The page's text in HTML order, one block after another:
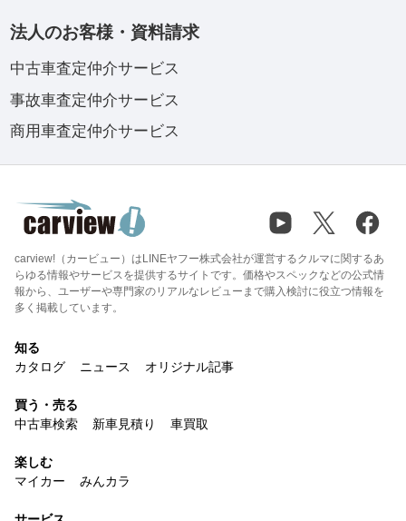
法人のお客様・資料請求
中古車査定仲介サービス
事故車査定仲介サービス
商用車査定仲介サービス
carview!（カービュー）はLINEヤフー株式会社が運営するクルマに関するあ
らゆる情報やサービスを提供するサイトです。価格やスペックなどの公式情
報から、ユーザーや専門家のリアルなレビューまで購入検討に役立つ情報を
多く掲載しています。
知る
カタログ
ニュース オリジナル記事
買う・売る
中古車検索
新車見積り 車買取
楽しむ
マイカー
みんカラ